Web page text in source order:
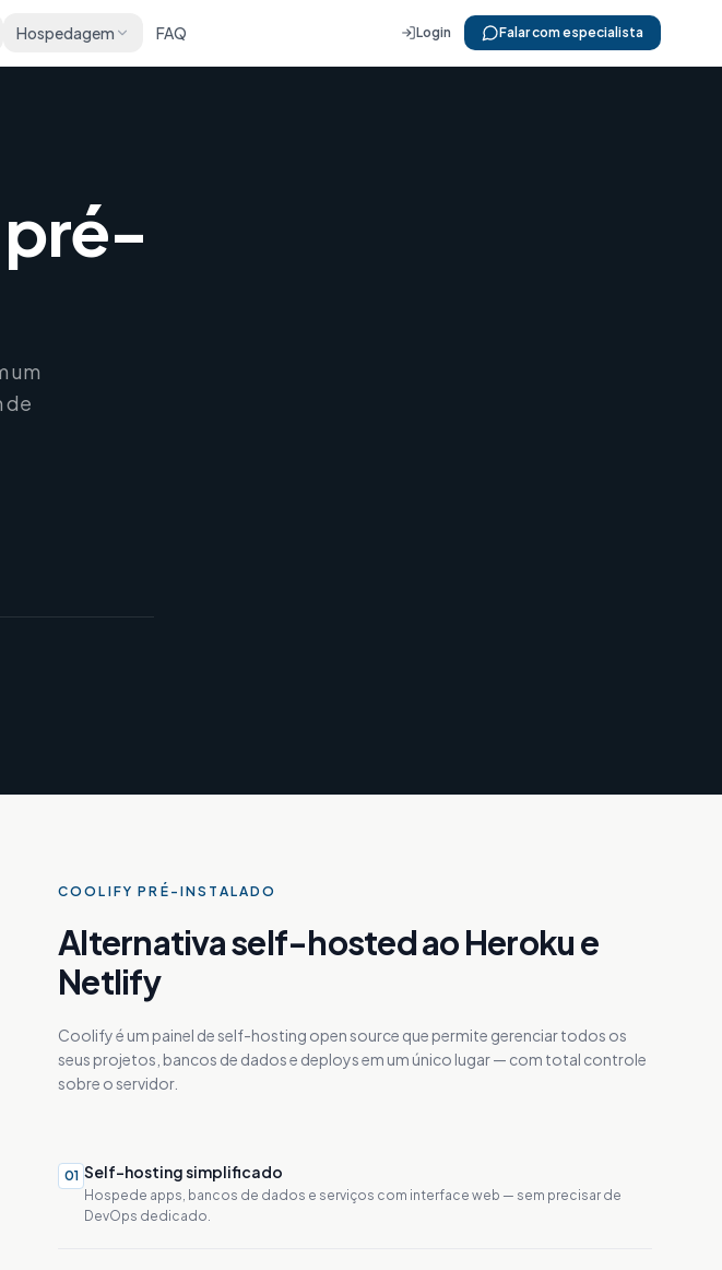
Hospedagem FAQ Login Falar com especialista
pré-
um
de
COOLIFY PRÉ-INSTALADO
Alternativa self-hosted ao Heroku e
Netlify
Coolify é um painel de self-hosting open source que permite gerenciar todos os
seus projetos, bancos de dados e deploys em um único lugar — com total controle
sobre o servidor.
01 Self-hosting simplificado
Hospede apps, bancos de dados e serviços com interface web — sem precisar de
DevOps dedicado.